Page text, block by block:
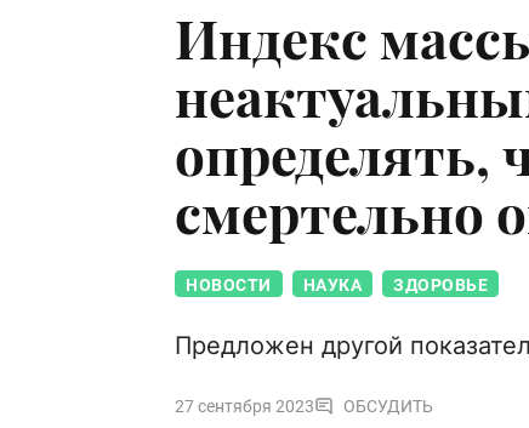
Индекс
определять,
смертельно
НОВОСТИ НАУКА ЗДОРОВЬЕ
Предложен другой
27 сентября 2023 ОБСУДИТЬ